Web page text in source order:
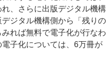
、さらに出版デジタル機構
ジタル機構側から「残りの
れば無料で電子化が行なわ
子化については、6万冊が